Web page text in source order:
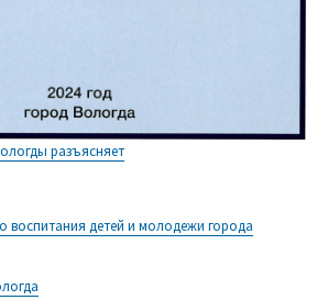
разъясняет
воспитания детей и молодежи города